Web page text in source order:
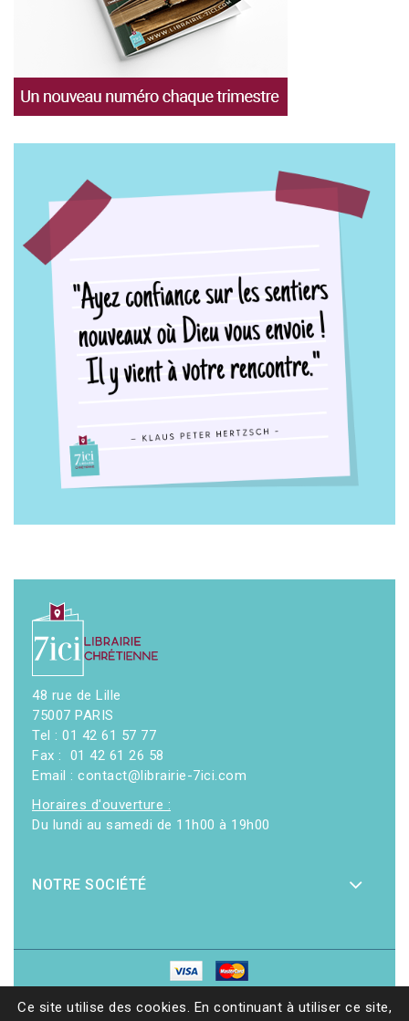
48 rue de Lille
75007 PARIS
Tel : 01 42 61 57 77
Fax : 01 42 61 26 58
Email : contact@librairie-7ici.com
Horaires d'ouverture :
Du lundi au samedi de 11h00 à 19h00
NOTRE SOCIÉTÉ
Ce site utilise des cookies. En continuant à utiliser ce site,
© 2026 - Librairie 7ici| Site web réalisé par Ethicweb